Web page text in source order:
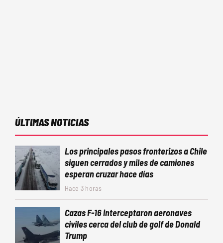
ÚLTIMAS NOTICIAS
Los principales pasos fronterizos a Chile
siguen cerrados y miles de camiones
esperan cruzar hace días
Hace 3 horas
Cazas F-16 interceptaron aeronaves
civiles cerca del club de golf de Donald
Trump